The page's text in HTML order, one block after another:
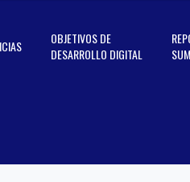
OBJETIVOS DE
DESARROLLO DIGITAL